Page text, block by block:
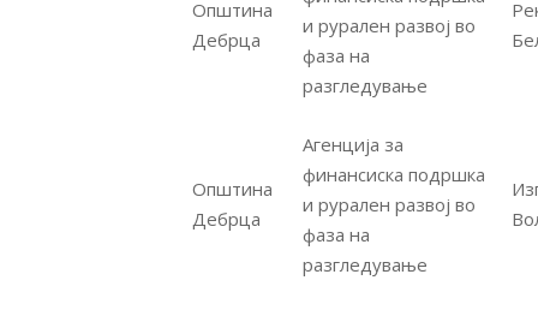
Општина
Дебрца
и рурален развој во
фаза на
разгледување
Општина
Дебрца
Агенција за
финансиска подршка
и рурален развој во
фаза на
разгледување